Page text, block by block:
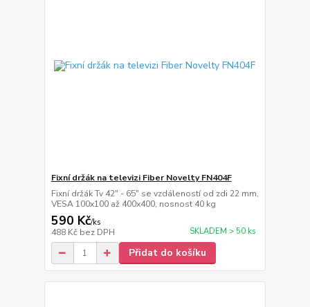
Fixní držák na televizi Fiber Novelty FN404F
Fixní držák Tv 42" - 65" se vzdáleností od zdi 22 mm,
VESA 100x100 až 400x400, nosnost 40 kg
590 Kč/ks
488 Kč bez DPH SKLADEM > 50 ks
Přidat do košíku